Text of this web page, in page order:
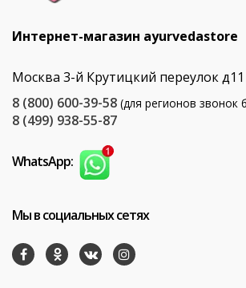
Интернет-магазин ayurvedastore
Москва 3-й Крутицкий переулок д11
8 (800) 600-39-58 (для регионов звонок
8 (499) 938-55-87
WhatsApp:
Мы в социальных сетях